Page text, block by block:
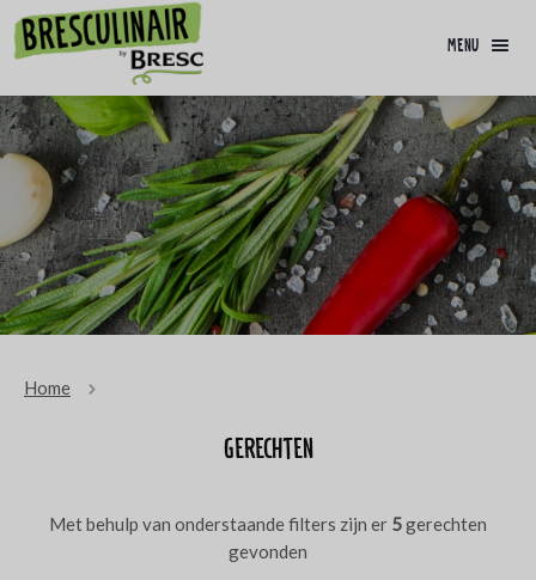
menu
Home
Gerechten
Met behulp van onderstaande filters zijn er 5gerechten
gevonden